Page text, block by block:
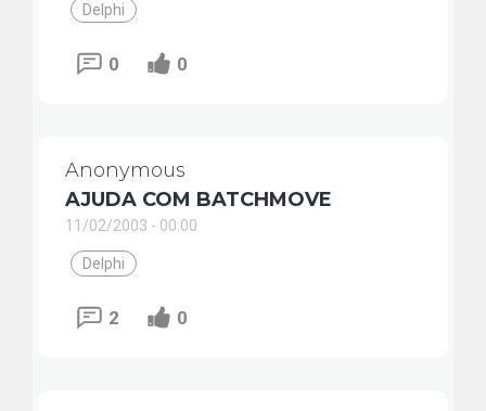
Delphi
0 0
Anonymous
AJUDA COM BATCHMOVE
11/02/2003 - 00:00
Delphi
2 0